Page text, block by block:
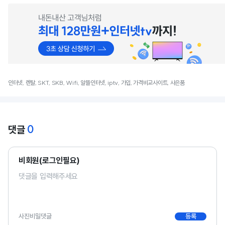
인터넷, 렌탈, SKT, SKB, Wifi, 알뜰인터넷, iptv, 가입, 가격비교사이트, 사은품
댓글 0
비회원(로그인필요)
사진비밀댓글 등록